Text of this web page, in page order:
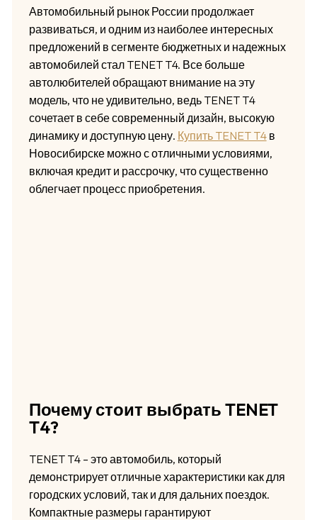
Автомобильный рынок России продолжает
развиваться, и одним из наиболее интересных
предложений в сегменте бюджетных и надежных
автомобилей стал TENET T4. Все больше
автолюбителей обращают внимание на эту
модель, что не удивительно, ведь TENET T4
сочетает в себе современный дизайн, высокую
динамику и доступную цену. Купить TENET T4в
Новосибирске можно с отличными условиями,
включая кредит и рассрочку, что существенно
облегчает процесс приобретения.
Почему стоит выбрать TENET
T4?
TENET T4 – это автомобиль, который
демонстрирует отличные характеристики как для
городских условий, так и для дальних поездок.
Компактные размеры гарантируют